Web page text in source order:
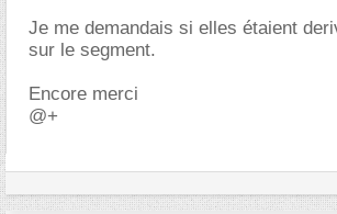
Je me demandais si elles étaient
sur le segment.
Encore merci
@+